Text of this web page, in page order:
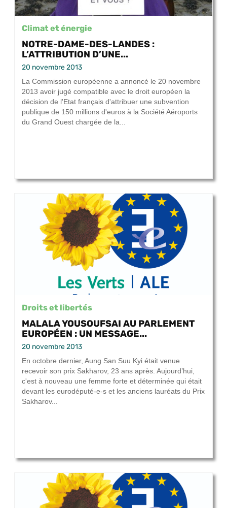
Climat et énergie
NOTRE-DAME-DES-LANDES :
L’ATTRIBUTION D’UNE...
20 novembre 2013
La Commission européenne a annoncé le 20 novembre
2013 avoir jugé compatible avec le droit européen la
décision de l'Etat français d'attribuer une subvention
publique de 150 millions d'euros à la Société Aéroports
du Grand Ouest chargée de la...
Droits et libertés
MALALA YOUSOUFSAI AU PARLEMENT
EUROPÉEN : UN MESSAGE...
20 novembre 2013
En octobre dernier, Aung San Suu Kyi était venue
recevoir son prix Sakharov, 23 ans après. Aujourd’hui,
c'est à nouveau une femme forte et déterminée qui était
devant les eurodéputé-e-s et les anciens lauréats du Prix
Sakharov...